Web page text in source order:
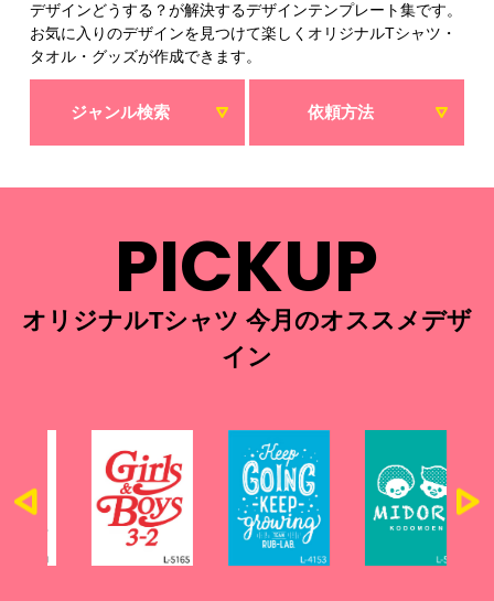
デザインどうする？が解決するデザインテンプレート集です。
お気に入りのデザインを見つけて楽しくオリジナルTシャツ・
タオル・グッズが作成できます。
ジャンル検索 依頼方法
PICKUP
オリジナルTシャツ 今月のオススメデザ
イン